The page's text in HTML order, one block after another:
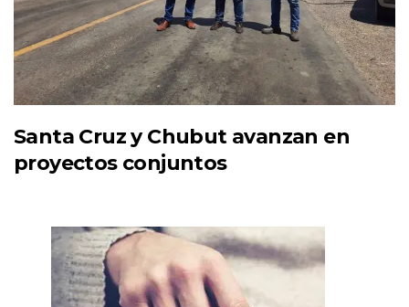
Santa Cruz y Chubut avanzan en
proyectos conjuntos